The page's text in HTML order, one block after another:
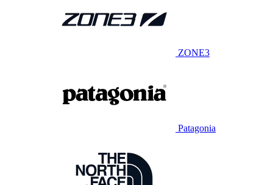
ZONE3
Patagonia